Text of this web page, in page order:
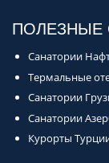
ПОЛЕЗНЫЕ
Санатории
Термальные
Санатории
Санатории
Курорты